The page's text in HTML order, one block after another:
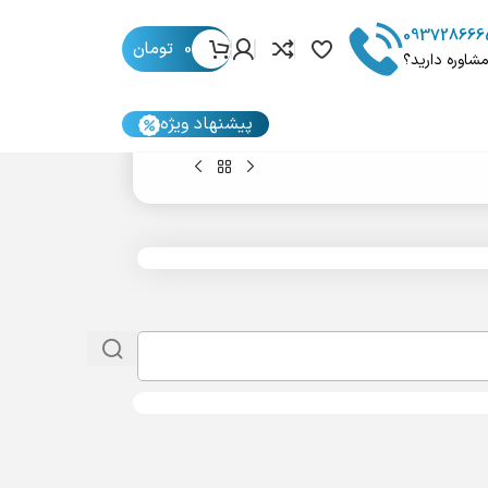
دارید؟
0 تومان
پیشنهاد ویژه